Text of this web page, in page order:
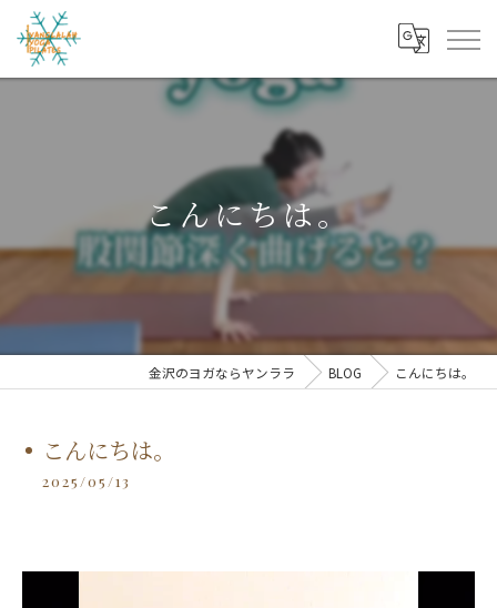
こんにちは。
金沢のヨガならヤンララ BLOG こんにちは。
こんにちは。
2025/05/13